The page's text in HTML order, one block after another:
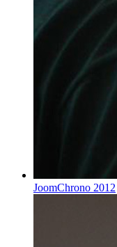
JoomChrono 2012